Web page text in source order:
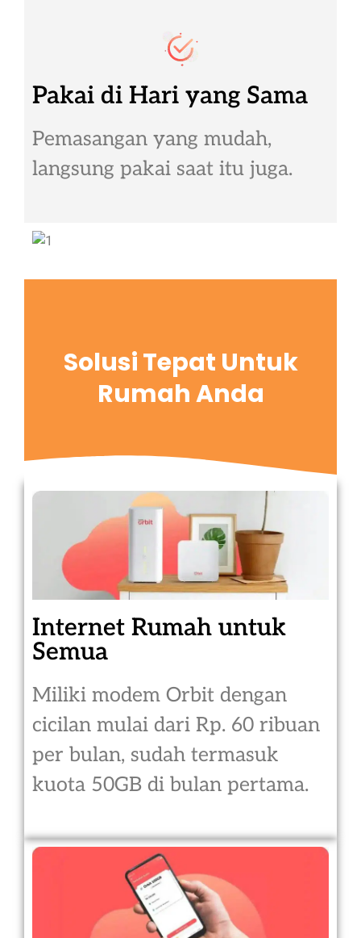
Pakai di Hari yang Sama
Pemasangan yang mudah,
langsung pakai saat itu juga.
Solusi Tepat Untuk
Rumah Anda
Internet Rumah untuk
Semua
Miliki modem Orbit dengan
cicilan mulai dari Rp. 60 ribuan
per bulan, sudah termasuk
kuota 50GB di bulan pertama.